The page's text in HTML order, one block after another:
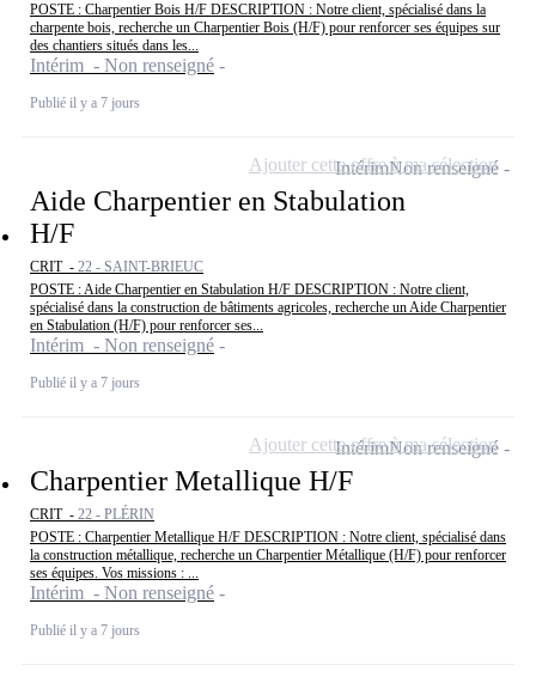
POSTE : Charpentier Bois H/F DESCRIPTION : Notre client, spécialisé dans la
charpente bois, recherche un Charpentier Bois (H/F) pour renforcer ses équipes sur
des chantiers situés dans les...
Intérim - Non renseigné
Publié il y a 7 jours
Aide Charpentier en Stabulation
H/F
CRIT - 22 - SAINT-BRIEUC
POSTE : Aide Charpentier en Stabulation H/F DESCRIPTION : Notre client,
spécialisé dans la construction de bâtiments agricoles, recherche un Aide Charpentier
en Stabulation (H/F) pour renforcer ses...
Intérim - Non renseigné
Publié il y a 7 jours
IntérimNon renseigné
Ajouter cette offre à ma sélection
Charpentier Metallique H/F
CRIT - 22 - PLÉRIN
POSTE : Charpentier Metallique H/F DESCRIPTION : Notre client, spécialisé dans
la construction métallique, recherche un Charpentier Métallique (H/F) pour renforcer
ses équipes. Vos missions : ...
Intérim - Non renseigné
Publié il y a 7 jours
IntérimNon renseigné
Ajouter cette offre à ma sélection